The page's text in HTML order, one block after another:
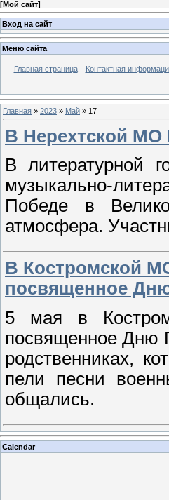
[Мой сайт]
Вход на сайт
Меню сайта
Главная страница Контактная
Главная » 2023 » Май » 17
В Нерехтской
В литературной
музыкально-
Победе в
атмосфера.
В Костромской
посвященное
5 мая в
посвященное Дню
родственниках,
пели песни
общались.
Calendar